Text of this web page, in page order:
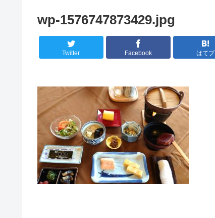
wp-1576747873429.jpg
Twitter Facebook はてブ